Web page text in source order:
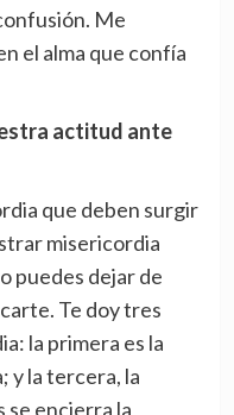
Me
el alma que confía
actitud ante
que deben surgir
misericordia
puedes dejar de
Te doy tres
la primera es la
y la tercera, la
se encierra la